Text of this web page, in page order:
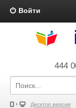
Войти
444
Десктоп версия